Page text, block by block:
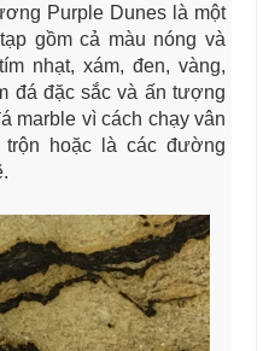
Purple Dunes là một
gồm cả màu nóng và
nhạt, xám, đen, vàng,
đá đặc sắc và ấn tượng
marble vì cách chạy vân
hoặc là các đường